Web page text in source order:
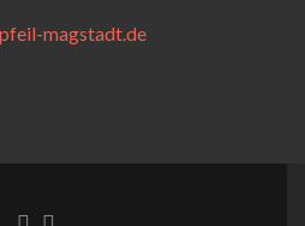
magstadt.de
Facebook-Link
Instagram Link